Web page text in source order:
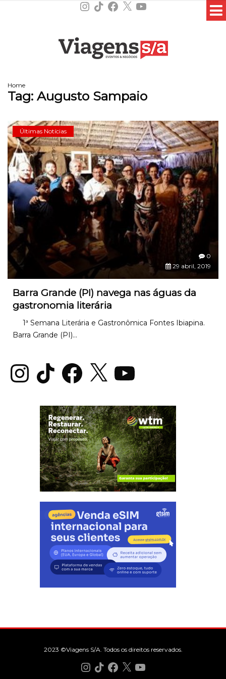
Instagram
TikTokFacebook
X YouTube
Home
Tag: Augusto Sampaio
Últimas Notícias
0
29 abril, 2019
Barra Grande (PI) navega nas águas da
gastronomia literária
1ª Semana Literária e Gastronômica Fontes Ibiapina.
Barra Grande (PI)...
InstagramTikTok Facebook
X YouTube
2023 ©Viagens S/A. Todos os direitos reservados.
Instagram
TikTokFacebook
X YouTube